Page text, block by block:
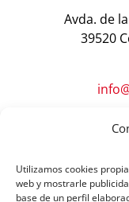
Utilizamos cookies
web y mostrarle
base de un perfil
Avda. de
39520